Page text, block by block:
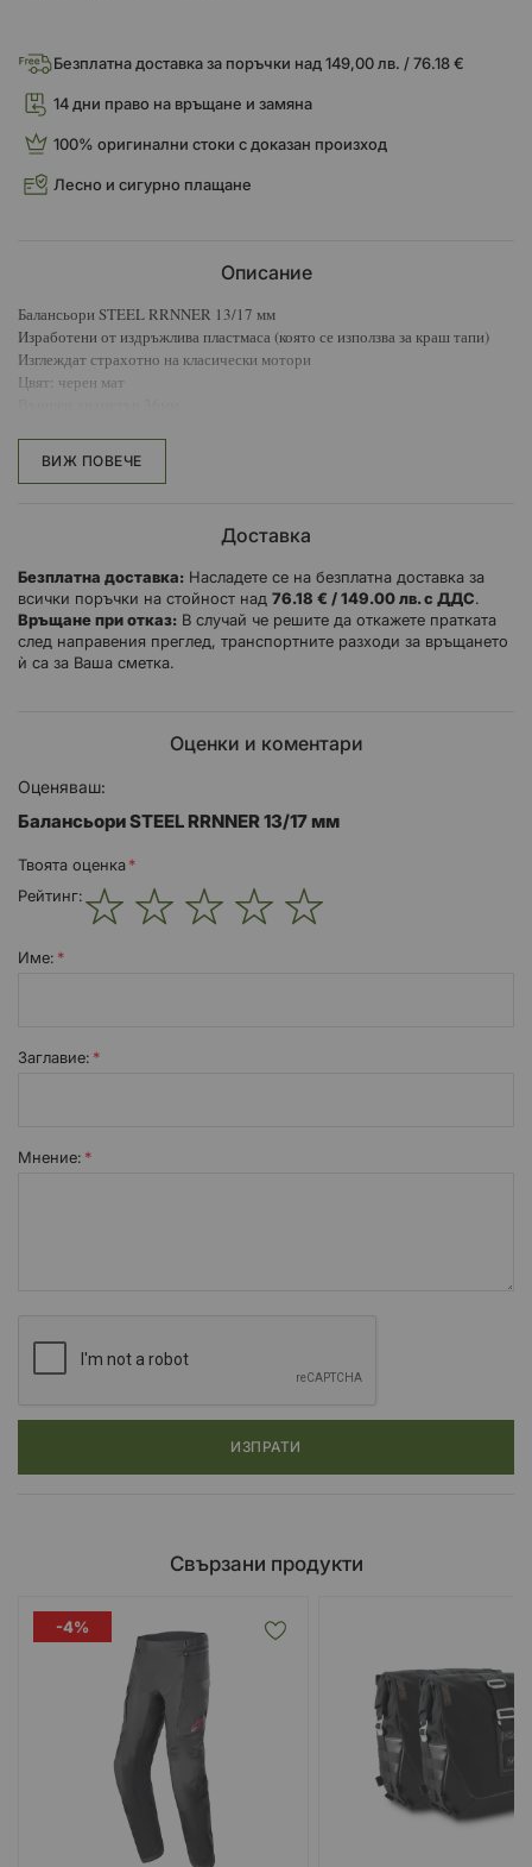
Безплатна доставка за поръчки над 149,00 лв. / 76.18 €
14 дни право на връщане и замяна
100% оригинални стоки с доказан произход
Лесно и сигурно плащане
Описание
Балансьори STEEL RRNNER 13/17 мм
Изработени от издръжлива пластмаса (която се използва за краш тапи)
Изглеждат страхотно на класически мотори
Цвят: черен мат
Тегло: 200 гр
ВИЖ ПОВЕЧЕ
Доставка
Безплатна доставка: Насладете се на безплатна доставка за
всички поръчки на стойност над 76.18 € / 149.00 лв. с ДДС.
Връщане при отказ: В случай че решите да откажете пратката
след направения преглед, транспортните разходи за връщането
ѝ са за Ваша сметка.
Оценки и коментари
Оценяваш:
Балансьори STEEL RRNNER 13/17 мм
Твоята оценка
Рейтинг:
Име:
Заглавиe:
Мнение:
ИЗПРАТИ
Свързани продукти
-4%